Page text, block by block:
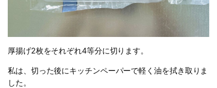
厚揚げ2枚をそれぞれ4等分に切ります。
私は、切った後にキッチンペーパーで軽く油を拭き取りま
した。